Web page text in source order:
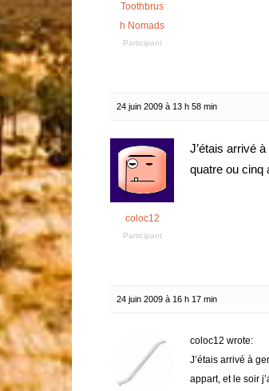
Toothbrus
h Nomads
Participant
24 juin 2009 à 13 h 58 min
coloc12
Participant
J’étais arrivé
quatre ou cinq
24 juin 2009 à 16 h 17 min
coloc12 wrote:
J’étais arrivé à
appart, et le soir